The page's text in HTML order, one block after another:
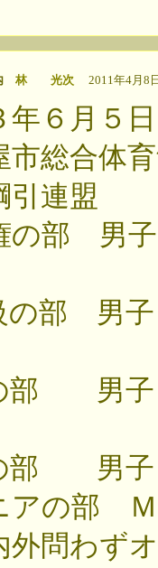
林 光次 2011年4月8
６月５
総合体
連盟
部 男
男子
男子 ６
子４
部 Ｍ
問わず